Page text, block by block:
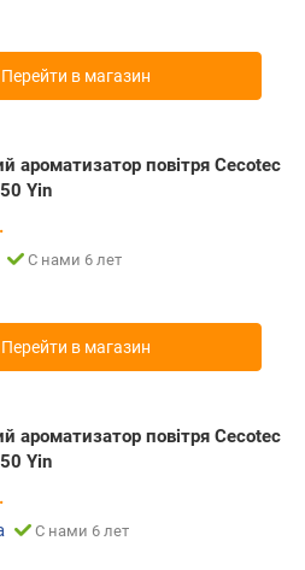
Перейти в магазин
ароматизатор повітря Cecotec
Yin
С нами 6 лет
Перейти в магазин
ароматизатор повітря Cecotec
Yin
С нами 6 лет